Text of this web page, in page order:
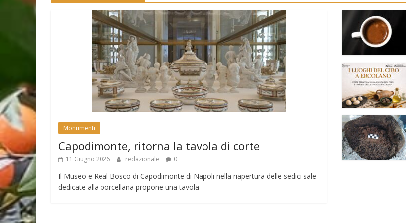
Monumenti
Capodimonte, ritorna la tavola di corte
11 Giugno 2026 redazionale 0
Il Museo e Real Bosco di Capodimonte di Napoli nella riapertura delle sedici sale
dedicate alla porcellana propone una tavola